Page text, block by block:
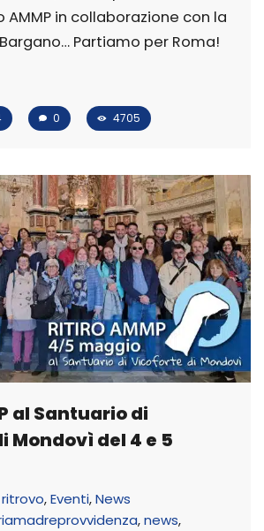
in collaborazione con la
Partiamo per Roma!
0 4705
al Santuario di
Mondovì del 4 e 5
,Eventi,News
,news,